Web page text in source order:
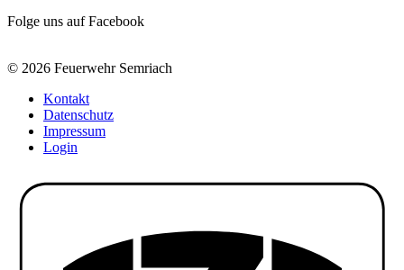
Folge uns auf Facebook
© 2026 Feuerwehr Semriach
Kontakt
Datenschutz
Impressum
Login